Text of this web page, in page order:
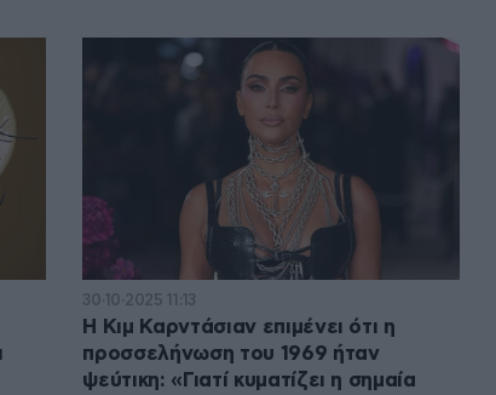
30·10·2025 11:13
Η Κιμ Καρντάσιαν επιμένει ότι η
προσσελήνωση του 1969 ήταν
ψεύτικη: «Γιατί κυματίζει η σημαία